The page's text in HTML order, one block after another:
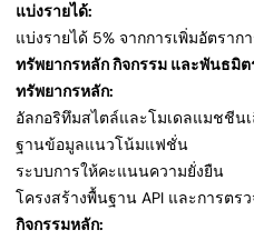
แบ่งรายได้:
แบ่งรายได้ 5% จากการเพิ่มอัตรา
ทรัพยากรหลัก กิจกรรม และพันธมิต
ทรัพยากรหลัก:
อัลกอริทึมสไตล์และโมเดลแมชชีน
ฐานข้อมูลแนวโน้มแฟชั่น
ระบบการให้คะแนนความยั่งยืน
โครงสร้างพื้นฐาน API และการตร
กิจกรรมหลัก: